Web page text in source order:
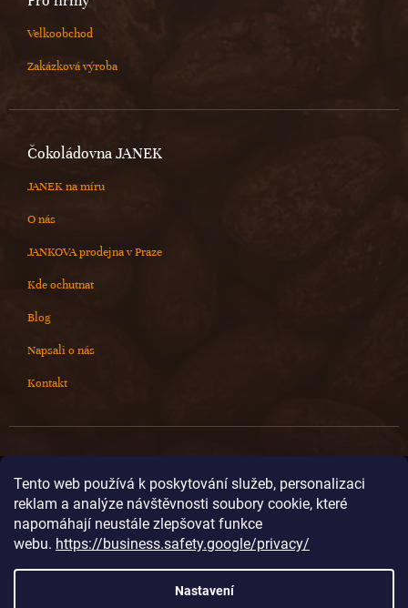
Tento web používá k poskytování služeb, personalizaci
reklam a analýze návštěvnosti soubory cookie, které
napomáhají neustále zlepšovat funkce
webu. https://business.safety.google/privacy/
Nastavení
Velkoobchod
Zakázková výroba
Čokoládovna JANEK
JANEK na míru
O nás
JANKOVA prodejna v Praze
Kde ochutnat
Blog
Napsali o nás
Kontakt
info@cokoladovnajanek.cz
+420 778 716 678